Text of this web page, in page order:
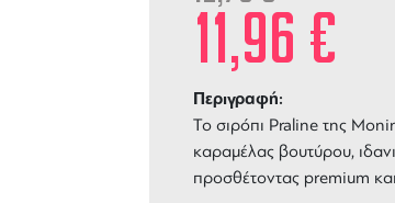
11,96€
Περιγραφή:
Τοσιρόπι Praline της
καραμέλας βουτύρου,
προσθέτοντας premium